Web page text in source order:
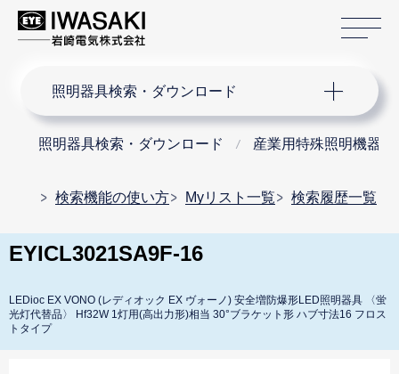
照明器具検索・ダウンロード
照明器具検索・ダウンロード 産業用特殊照明機器
検索機能の使い方 Myリスト一覧 検索履歴一覧
EYICL3021SA9F-16
LEDioc EX VONO (レディオック EX ヴォーノ) 安全増防爆形LED照明器具 〈蛍
光灯代替品〉 Hf32W 1灯用(高出力形)相当 30°ブラケット形 ハブ寸法16 フロス
トタイプ